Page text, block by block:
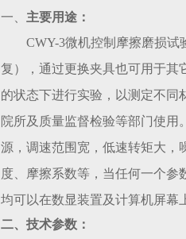
一、 主要用途：
CWY-3微机控制 摩擦 磨损试
复）， 通过更换夹具也可用于其
的状态下进行实验，以测定不同
院所及质量监督检验等部门使用。
源，调速范围宽，低速转矩大，
度、摩擦系数等，当任何一个
均可以在数显装置及计算机屏幕
二、 技术参数：